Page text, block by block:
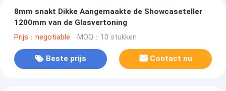
8mm snakt Dikke Aangemaakte de Showcaseteller
1200mm van de Glasvertoning
Prijs：negotiable MOQ：10 stukken
Beste prijs Contact nu